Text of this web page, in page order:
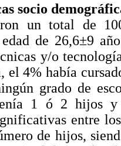
socio
un total de
de 26,6±9
y/o
el 4% había
grado de
1 ó 2 hijos y
entre
de hijos,